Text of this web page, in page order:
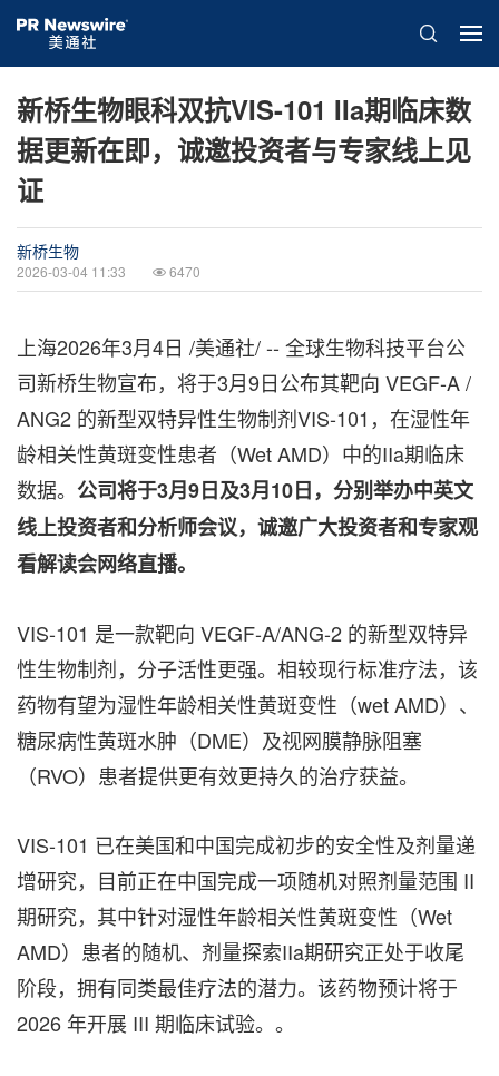
新桥生物眼科双抗VIS-101 IIa期临床数
据更新在即，诚邀投资者与专家线上见
证
新桥生物
2026-03-04 11:33 6470
上海2026年3月4日 /美通社/ -- 全球生物科技平台公
司新桥生物宣布，将于3月9日公布其靶向 VEGF-A /
ANG2 的新型双特异性生物制剂VIS-101，在湿性年
龄相关性黄斑变性患者（Wet AMD）中的IIa期临床
数据。 公司将于3月9日及3月10日，分别举办中英文
线上投资者和分析师会议，诚邀广大投资者和专家观
看解读会网络直播。
VIS-101 是一款靶向 VEGF-A/ANG-2 的新型双特异
性生物制剂，分子活性更强。相较现行标准疗法，该
药物有望为湿性年龄相关性黄斑变性（wet AMD）、
糖尿病性黄斑水肿（DME）及视网膜静脉阻塞
（RVO）患者提供更有效更持久的治疗获益。
VIS-101 已在美国和中国完成初步的安全性及剂量递
增研究，目前正在中国完成一项随机对照剂量范围 II
期研究，其中针对湿性年龄相关性黄斑变性（Wet
AMD）患者的随机、剂量探索IIa期研究正处于收尾
阶段，拥有同类最佳疗法的潜力。该药物预计将于
2026 年开展 III 期临床试验。。